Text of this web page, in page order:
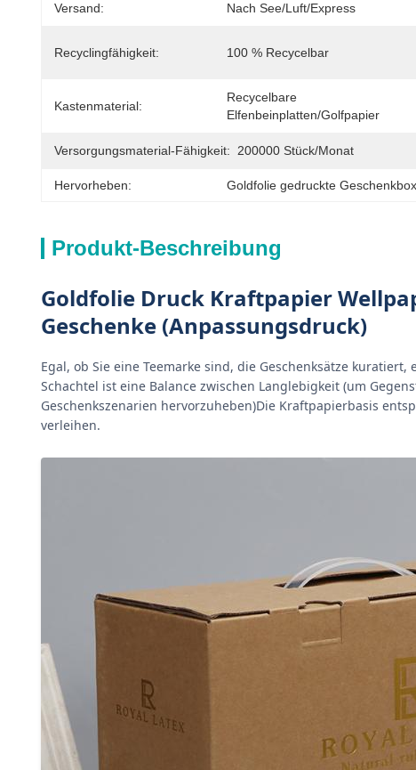
Versand: Nach See/Luft/Express
Recyclingfähigkeit: 100 % Recycelbar
Kastenmaterial:
Recycelbare
Elfenbeinplatten/Golfpapier
Versorgungsmaterial-Fähigkeit: 200000 Stück/Monat
Hervorheben: Goldfolie gedruckte Geschenkbox
Produkt-Beschreibung
Goldfolie Druck Kraftpapier
Geschenke (Anpassungsdruck)
Egal, ob Sie eine Teemarke sind, die Geschenksätze
Schachtel ist eine Balance zwischen Langlebigkeit (um
Geschenkszenarien hervorzuheben)Die Kraftpapierbasis
verleihen.